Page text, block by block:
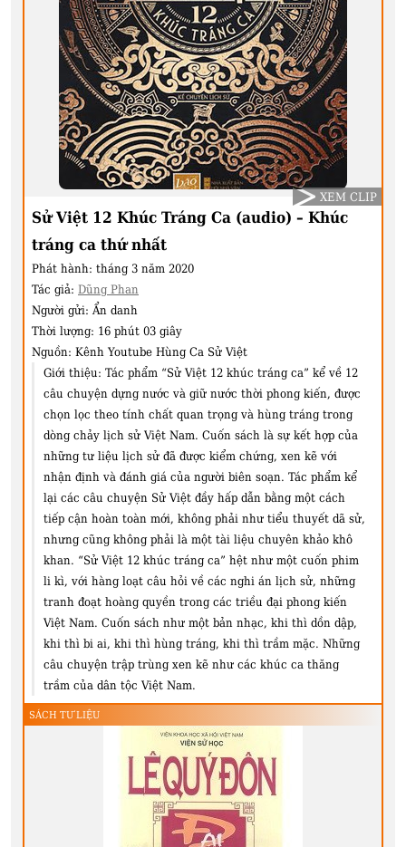
Sử Việt 12 Khúc Tráng Ca (audio) – Khúc
tráng ca thứ nhất
Phát hành: tháng 3 năm 2020
Tác giả: Dũng Phan
Người gửi: Ẩn danh
Thời lượng: 16 phút 03 giây
Nguồn: Kênh Youtube Hùng Ca Sử Việt
Giới thiệu: Tác phẩm “Sử Việt 12 khúc tráng ca” kể về 12
câu chuyện dựng nước và giữ nước thời phong kiến, được
chọn lọc theo tính chất quan trọng và hùng tráng trong
dòng chảy lịch sử Việt Nam. Cuốn sách là sự kết hợp của
những tư liệu lịch sử đã được kiểm chứng, xen kẽ với
nhận định và đánh giá của người biên soạn. Tác phẩm kể
lại các câu chuyện Sử Việt đầy hấp dẫn bằng một cách
tiếp cận hoàn toàn mới, không phải như tiểu thuyết dã sử,
nhưng cũng không phải là một tài liệu chuyên khảo khô
khan. “Sử Việt 12 khúc tráng ca” hệt như một cuốn phim
li kì, với hàng loạt câu hỏi về các nghi án lịch sử, những
tranh đoạt hoàng quyền trong các triều đại phong kiến
Việt Nam. Cuốn sách như một bản nhạc, khi thì dồn dập,
khi thì bi ai, khi thì hùng tráng, khi thì trầm mặc. Những
câu chuyện trập trùng xen kẽ như các khúc ca thăng
trầm của dân tộc Việt Nam.
XEM CLIP
SÁCH TƯ LIỆU